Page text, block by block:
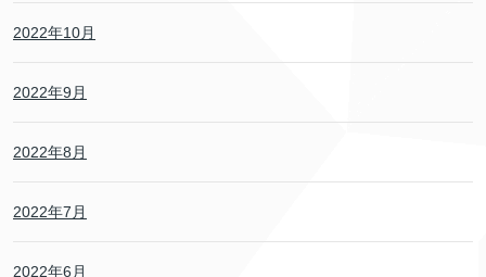
2022年10月
2022年9月
2022年8月
2022年7月
2022年6月